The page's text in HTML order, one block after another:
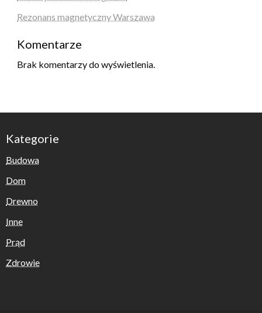
Rezonans magnetyczny Warszawa
Komentarze
Brak komentarzy do wyświetlenia.
Kategorie
Budowa
Dom
Drewno
Inne
Prąd
Zdrowie